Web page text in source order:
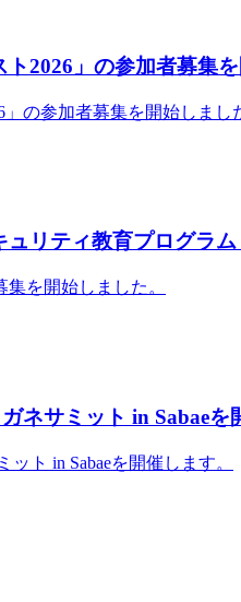
2026」の参加者募集
の参加者募集を開始しまし
リティ教育プログラ
を開始しました。
ネサミット in Sabaeを
ト in Sabaeを開催します。